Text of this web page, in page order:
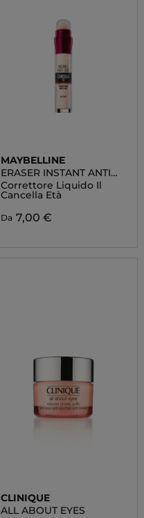
MAYBELLINE
ERASER INSTANT ANTI
AGE
Correttore Liquido Il
Cancella Età
Da 7,00 €
CLINIQUE
ALL ABOUT EYES